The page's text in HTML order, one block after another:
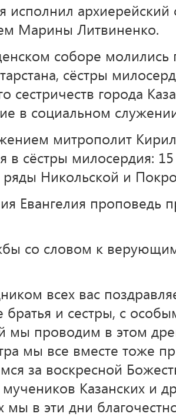
исполнил
Марины Литвиненко.
соборе
сёстры
сестричеств города
в социальном
митрополит
в сёстры милосердия:
Никольской и
Евангелия проповедь
со словом к
всех вас
братья и сестры, с
мы проводим в этом
мы все вместе тоже
за воскресной
Казанских и
мы в эти дни